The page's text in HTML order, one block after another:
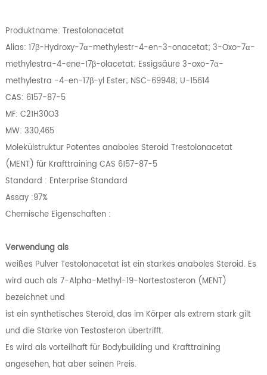
Produktname: Trestolonacetat
Alias: 17β-Hydroxy-7α-methylestr-4-en-3-onacetat; 3-Oxo-7α-
methylestra-4-ene-17β-olacetat; Essigsäure 3-oxo-7α-
methylestra -4-en-17β-yl Ester; NSC-69948; U-15614
CAS: 6157-87-5
MF: C21H30O3
MW: 330,465
Molekülstruktur Potentes anaboles Steroid Trestolonacetat
(MENT) für Krafttraining CAS 6157-87-5
Standard : Enterprise Standard
Assay :97%
Chemische Eigenschaften :
Verwendung als
weißes Pulver Testolonacetat ist ein starkes anaboles Steroid. Es
wird auch als 7-Alpha-Methyl-19-Nortestosteron (MENT)
bezeichnet und
ist ein synthetisches Steroid, das im Körper als extrem stark gilt
und die Stärke von Testosteron übertrifft.
Es wird als vorteilhaft für Bodybuilding und Krafttraining
angesehen, hat aber seinen Preis.